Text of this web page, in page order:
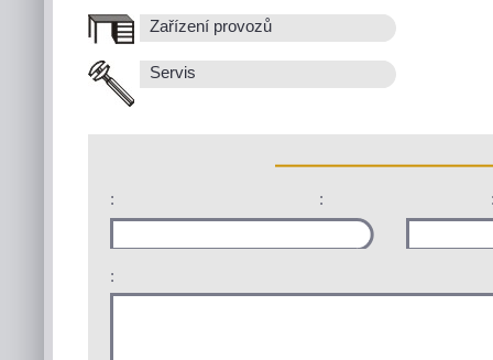
Zařízení provozů
Servis
: :
: